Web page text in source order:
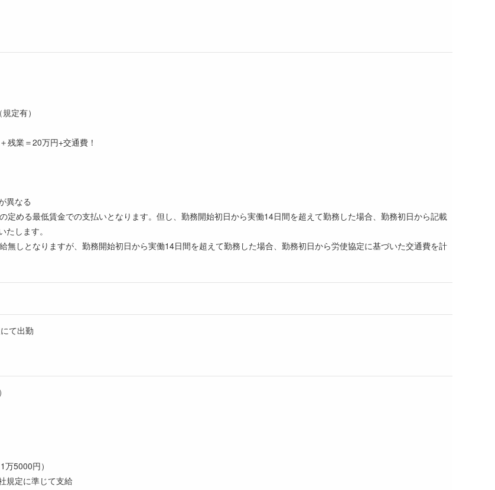
定有）
残業＝20万円+交通費！
異なる
定める最低賃金での支払いとなります。但し、勤務開始初日から実働14日間を超えて勤務した場合、勤務初日から記載
します。
無しとなりますが、勤務開始初日から実働14日間を超えて勤務した場合、勤務初日から労使協定に基づいた交通費を計
て出勤
5000円）
規定に準じて支給